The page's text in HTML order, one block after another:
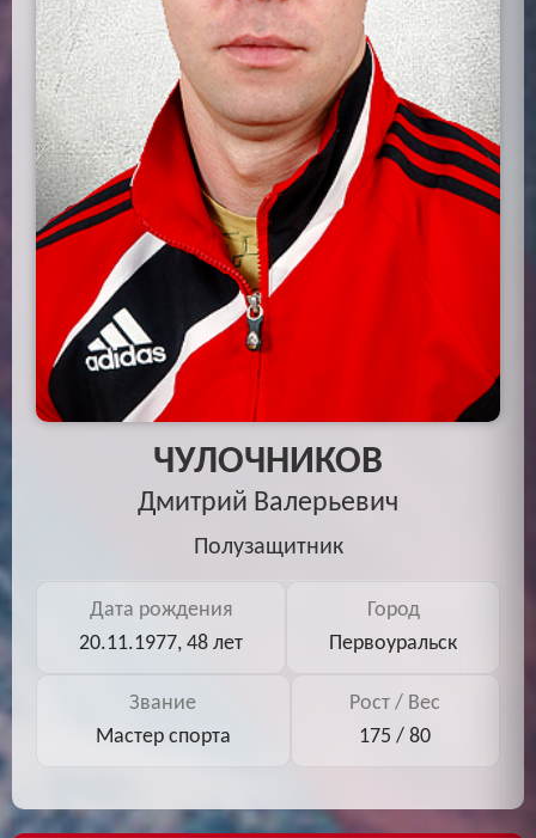
ЧУЛОЧНИКОВ
Дмитрий Валерьевич
Полузащитник
Дата рождения
20.11.1977, 48 лет
Город
Первоуральск
Звание
Мастер спорта
Рост / Вес
175 / 80